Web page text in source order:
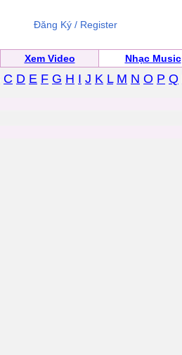
Đăng Ký / Register
Xem Video Nhạc Music
C D E F G H I J K L M N O P Q